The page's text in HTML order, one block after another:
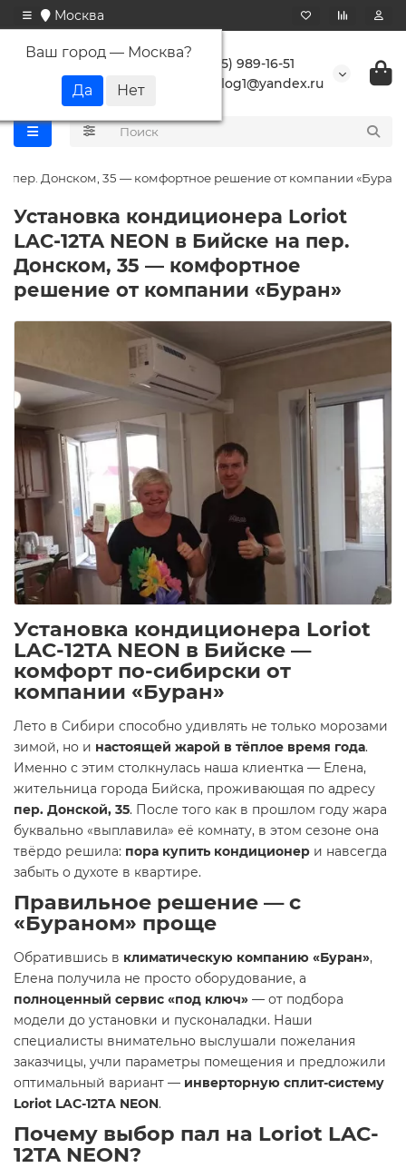
Москва
Ваш город — Москва?
+7 (495) 989-16-51
buranlog1@yandex.ru
пер. Донском, 35 — комфортное решение от компании «Буран»
Установка кондиционера Loriot
LAC-12TA NEON в Бийске на пер.
Донском, 35 — комфортное
решение от компании «Буран»
Установка кондиционера Loriot
LAC-12TA NEON в Бийске —
комфорт по-сибирски от
компании «Буран»
Лето в Сибири способно удивлять не только морозами
зимой, но и настоящей жарой в тёплое время года.
Именно с этим столкнулась наша клиентка — Елена,
жительница города Бийска, проживающая по адресу
пер. Донской, 35. После того как в прошлом году жара
буквально «выплавила» её комнату, в этом сезоне она
твёрдо решила: пора купить кондиционер и навсегда
забыть о духоте в квартире.
Правильное решение — с
«Бураном» проще
Обратившись в климатическую компанию «Буран»,
Елена получила не просто оборудование, а
полноценный сервис «под ключ» — от подбора
модели до установки и пусконаладки. Наши
специалисты внимательно выслушали пожелания
заказчицы, учли параметры помещения и предложили
оптимальный вариант — инверторную сплит-систему
Loriot LAC-12TA NEON.
Почему выбор пал на Loriot LAC-
12TA NEON?